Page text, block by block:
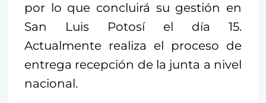
por lo que concluirá su gestión en
San Luis Potosí el día 15.
Actualmente realiza el proceso de
entrega recepción de la junta a nivel
nacional.